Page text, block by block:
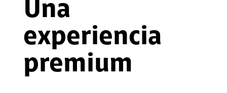
Una
experiencia
premium